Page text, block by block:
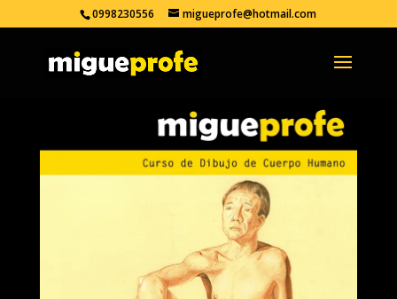
0998230556 migueprofe@hotmail.com